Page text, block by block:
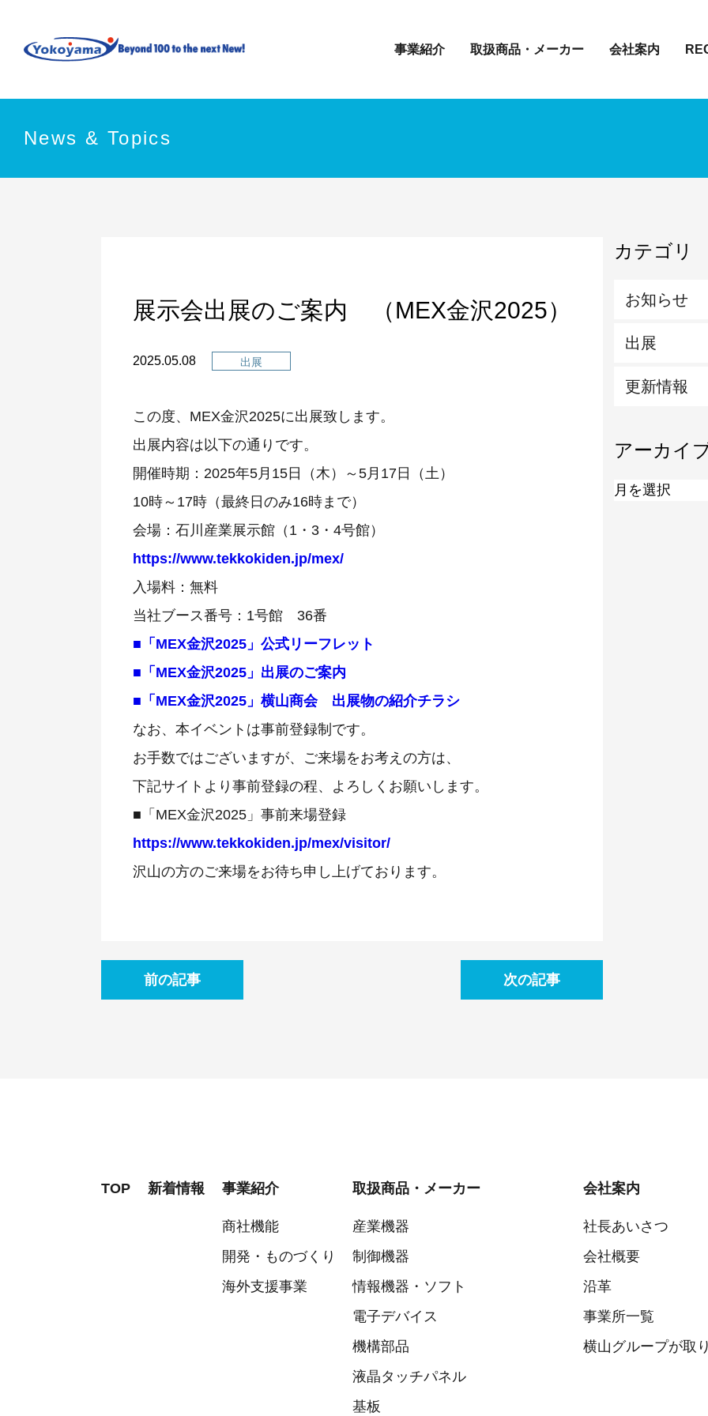
事業紹介 取扱商品・メーカー 会社案内
News & Topics
展示会出展のご案内 （MEX金沢2025）
2025.05.08 出展
この度、MEX金沢2025に出展致します。
出展内容は以下の通りです。
開催時期：2025年5月15日（木）～5月17日（土）
10時～17時（最終日のみ16時まで）
会場：石川産業展示館（1・3・4号館）
https://www.tekkokiden.jp/mex/
入場料：無料
当社ブース番号：1号館 36番
■「MEX金沢2025」公式リーフレット
■「MEX金沢2025」出展のご案内
■「MEX金沢2025」横山商会 出展物の紹介チラシ
なお、本イベントは事前登録制です。
お手数ではございますが、ご来場をお考えの方は、
下記サイトより事前登録の程、よろしくお願いします。
■「MEX金沢2025」事前来場登録
https://www.tekkokiden.jp/mex/visitor/
沢山の方のご来場をお待ち申し上げております。
前の記事 次の記事
カテゴリ
お知らせ
出展
更新情報
アーカイ
TOP 新着情報 事業紹介
商社機能
開発・ものづくり
海外支援事業
取扱商品・メーカー
産業機器
制御機器
情報機器・ソフト
電子デバイス
機構部品
液晶タッチパネル
基板
会社案内
社長あいさつ
会社概要
沿革
事業所一覧
横山グループが取